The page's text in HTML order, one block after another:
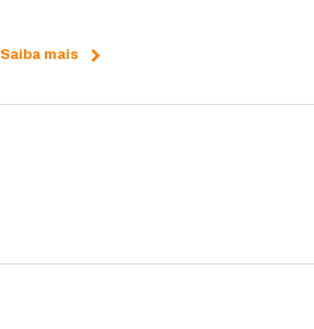
Saiba mais